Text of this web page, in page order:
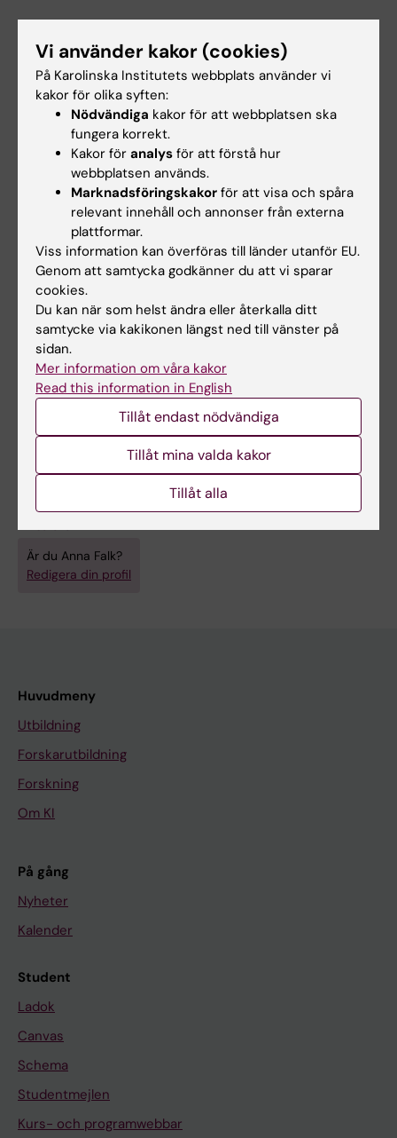
Undervisning
Jag är huvudhandledare för Carolina Ekström
som registrerades som doktorand vid FyFa
2025.
Jag är bihandledare för Thomas Glob
Berthelsen som doktorand vid FyFa 2025.
Jag jobbar deltid som adjungerad adjunkt på
specialistsjuksköterskeprogram på Karolinska
Institutet.
Forskningsområden:
Anestesi och intensivvård
Forskningsämnen:
Avancerad hjärt-lungräddning
Hjärtstopp utanför sjukhus
Intensivvårdsavdelningar
Kardiovaskulär
anestesi
Post-
Cardiac
Utökad
återhämtning
Är du Anna Falk?
Redigera din profil
Huvudmeny
Utbildning
Forskarutbildning
Forskning
Om KI
På gång
Nyheter
Kalender
Student
Ladok
Canvas
Schema
Studentmejlen
Kurs- och programwebbar
Vi använder kakor (cookies)
På Karolinska Institutets webbplats använder vi
kakor för olika syften:
Nödvändiga kakor för att webbplatsen ska
fungera korrekt.
Kakor för analys för att förstå hur
webbplatsen används.
Marknadsföringskakor för att visa och spåra
relevant innehåll och annonser från externa
plattformar.
Viss information kan överföras till länder utanför EU.
Genom att samtycka godkänner du att vi sparar
cookies.
Du kan när som helst ändra eller återkalla ditt
samtycke via kakikonen längst ned till vänster på
sidan.
Mer information om våra kakor
Read this information in English
Tillåt endast nödvändiga
Tillåt mina valda kakor
Tillåt alla